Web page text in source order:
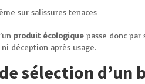
sur salissures tenaces
produit écologique passe donc
déception après usage.
sélection d’un